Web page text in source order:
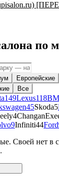
по
Европейские
Все
149Lexus118
45Skoda5
4Changan
9Infiniti44Ford
Своей нет в